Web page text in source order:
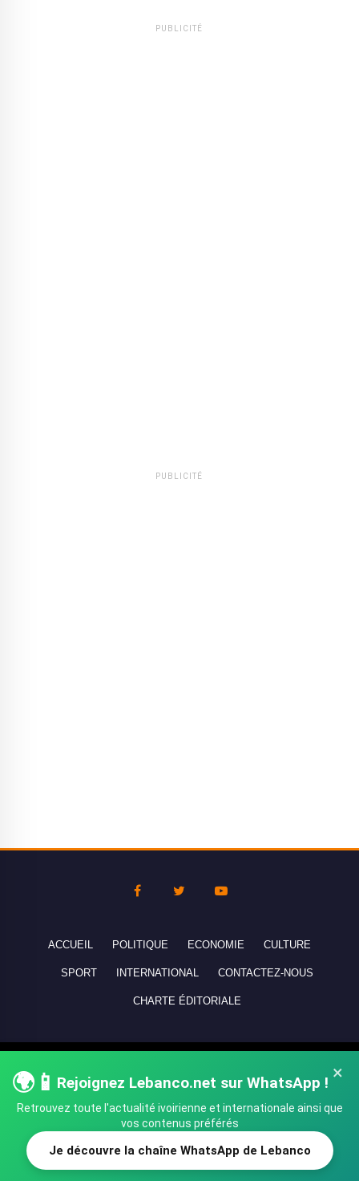
SHARE TWEET
PUBLICITÉ
PUBLICITÉ
×
🌍📱 Rejoignez Lebanco.net sur WhatsApp !
Retrouvez toute l'actualité ivoirienne et internationale ainsi que
vos contenus préférés
Je découvre la chaîne WhatsApp de Lebanco
ACCUEIL POLITIQUE ECONOMIE CULTURE
SPORT INTERNATIONAL CONTACTEZ-NOUS
CHARTE ÉDITORIALE
réservés - All rights reserved.